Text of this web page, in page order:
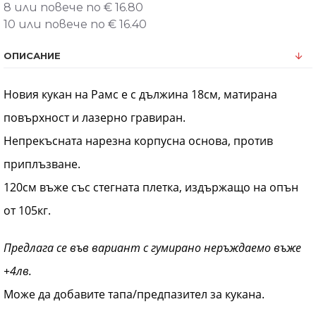
8 или повече по € 16.80
10 или повече по € 16.40
ОПИСАНИЕ
Новия кукан на Рамс е с дължина 18см, матирана
повърхност и лазерно гравиран.
Непрекъсната нарезна корпусна основа, против
приплъзване.
120см въже със стегната плетка, издържащо на опън
от 105кг.
Предлага се във вариант с гумирано неръждаемо въже
+4лв.
Може да добавите тапа/предпазител за кукана.